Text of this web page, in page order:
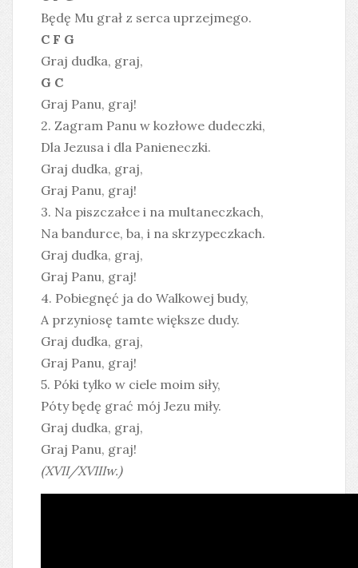
Będę Mu grał z serca uprzejmego.
C F G
Graj dudka, graj,
G C
Graj Panu, graj!
2. Zagram Panu w kozłowe dudeczki,
Dla Jezusa i dla Panieneczki.
Graj dudka, graj,
Graj Panu, graj!
3. Na piszczałce i na multaneczkach,
Na bandurce, ba, i na skrzypeczkach.
Graj dudka, graj,
Graj Panu, graj!
4. Pobiegnęć ja do Walkowej budy,
A przyniosę tamte większe dudy.
Graj dudka, graj,
Graj Panu, graj!
5. Póki tylko w ciele moim siły,
Póty będę grać mój Jezu miły.
Graj dudka, graj,
Graj Panu, graj!
(XVII/XVIIIw.)